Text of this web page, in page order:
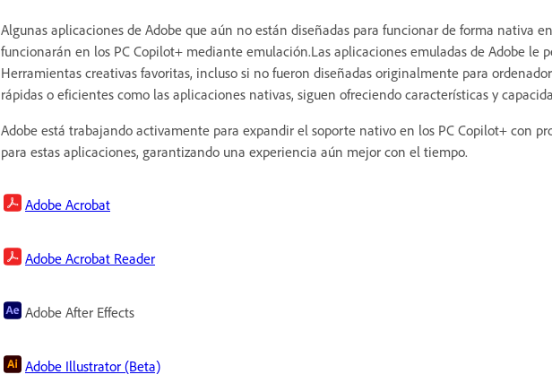
Algunas aplicaciones de Adobe que aún no están diseñadas para funcionar de forma nativa
funcionarán en los PC Copilot+ mediante emulación.Las aplicaciones emuladas de Adobe le
Herramientas creativas favoritas, incluso si no fueron diseñadas originalmente para
rápidas o eficientes como las aplicaciones nativas, siguen ofreciendo características y
Adobe está trabajando activamente para expandir el soporte nativo en los PC Copilot+ con
para estas aplicaciones, garantizando una experiencia aún mejor con el tiempo.
Adobe Acrobat
Adobe Acrobat Reader
Adobe After Effects
Adobe Illustrator (Beta)